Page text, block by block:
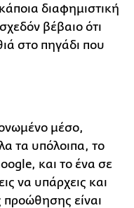
διαφημιστική
βέβαιο ότι
στο πηγάδι που
μέσο,
τα υπόλοιπα, το
και το ένα σε
να υπάρχεις και
προώθησης είναι